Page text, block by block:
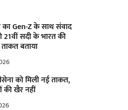
का Gen-Z के साथ संवाद
सदी के भारत की
बताया
को मिली नई ताकत,
की खैर नहीं